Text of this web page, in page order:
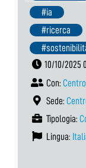
#ia
#ricerca
10/10/2025
Con:
Sede:
Tipologia:
Lingua: